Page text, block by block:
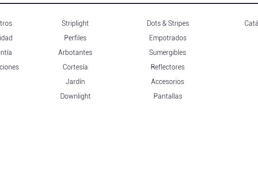
Striplight
Perfiles
Arbotantes
Cortesía
Jardín
Downlight
Dots & Stripes
Empotrados
Sumergibles
Reflectores
Accesorios
Pantallas